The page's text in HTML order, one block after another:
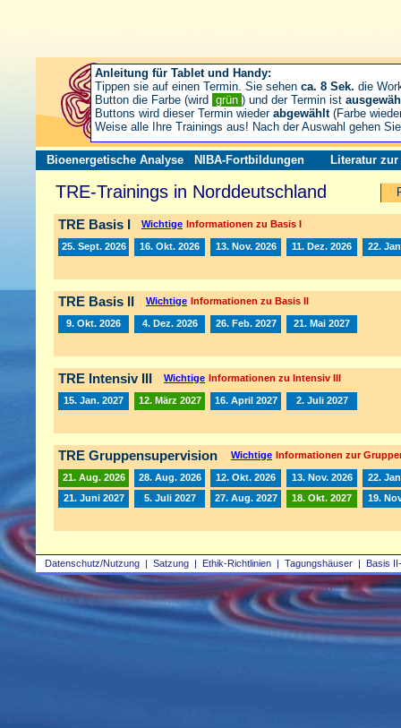
Datenschutz/Nutzung | Satzung | Ethik-Richtlinien | Tagungshäuser | Basis
Bioenergetische Analyse NIBA-Fortbildungen Literatur zur
TRE-Trainings in Norddeutschland
TRE Basis I Wichtige Informationen zu Basis I
25. Sept. 2026 16. Okt. 2026 13. Nov. 2026 11. Dez. 2026 22.
TRE Basis II Wichtige Informationen zu Basis II
9. Okt. 2026 4. Dez. 2026 26. Feb. 2027 21. Mai 2027
TRE Intensiv III Wichtige Informationen zu Intensiv III
15. Jan. 2027 12. März 2027 16. April 2027 2. Juli 2027
TRE Gruppensupervision Wichtige Informationen zur
21. Aug. 2026 28. Aug. 2026 12. Okt. 2026 13. Nov. 2026
22.
21. Juni 2027
5. Juli 2027 27. Aug. 2027 18. Okt. 2027 19.
Anleitung für Tablet und Handy:
Tippen sie auf einen Termin. Sie sehen ca. 8 Sek. die
Button die Farbe (wird grün ) und der Termin ist
Buttons wird dieser Termin wieder abgewählt(Farbe
Weise alle Ihre Trainings aus! Nach der Auswahl gehen